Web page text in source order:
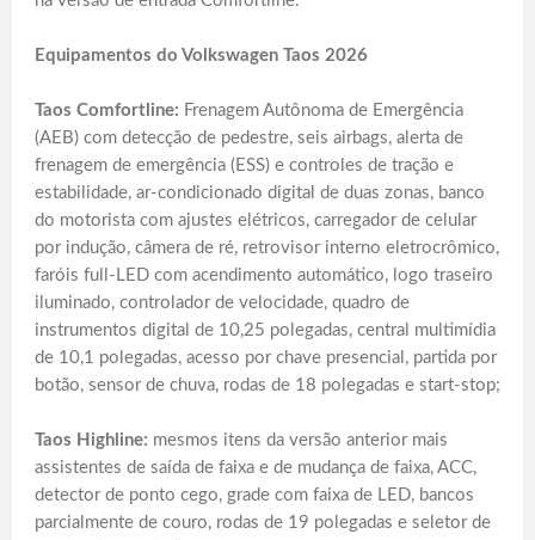
Equipamentos do Volkswagen Taos 2026
Taos Comfortline: Frenagem Autônoma de Emergência
(AEB) com detecção de pedestre, seis airbags, alerta de
frenagem de emergência (ESS) e controles de tração e
estabilidade, ar-condicionado digital de duas zonas, banco
do motorista com ajustes elétricos, carregador de celular
por indução, câmera de ré, retrovisor interno eletrocrômico,
faróis full-LED com acendimento automático, logo traseiro
iluminado, controlador de velocidade, quadro de
instrumentos digital de 10,25 polegadas, central multimídia
de 10,1 polegadas, acesso por chave presencial, partida por
botão, sensor de chuva, rodas de 18 polegadas e start-stop;
Taos Highline: mesmos itens da versão anterior mais
assistentes de saída de faixa e de mudança de faixa, ACC,
detector de ponto cego, grade com faixa de LED, bancos
parcialmente de couro, rodas de 19 polegadas e seletor de